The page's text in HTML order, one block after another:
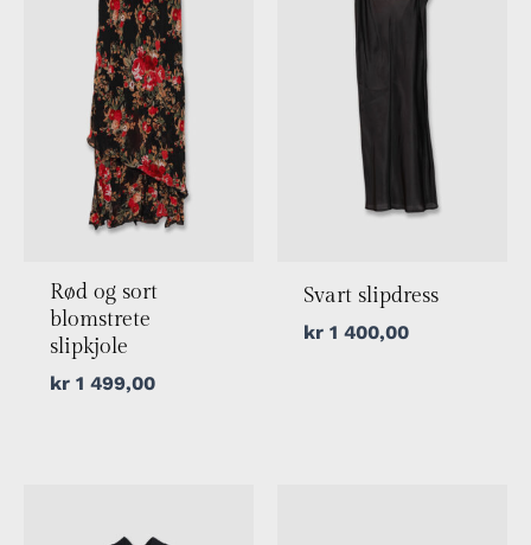
Rød og sort
blomstrete
slipkjole
kr1 499,00
Svart slipdress
kr1 400,00